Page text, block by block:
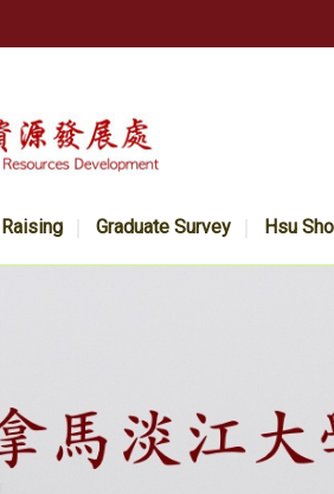
Graduate Survey Hsu